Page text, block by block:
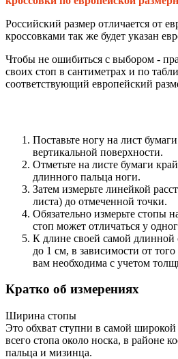
Российский размер отличается от
кроссовками так же будет указан
Чтобы не ошибиться с выбором -
своих стоп в сантиметрах и по
соответствующий европейский
Поставьте ногу на лист
вертикальной поверхности.
Отметьте на листе бумаги
длинного пальца ноги.
Затем измерьте линейкой
листа) до отмеченной точки.
Обязательно измерьте стопы
стоп может отличаться у
К длине своей самой длинной
до 1 см, в зависимости от
вам необходима с учетом
Кратко об измерениях
Ширина стопы
Это обхват ступни в самой
всего стопа около носка, в районе
пальца и мизинца.